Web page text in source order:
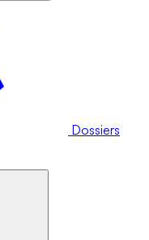
Dossiers